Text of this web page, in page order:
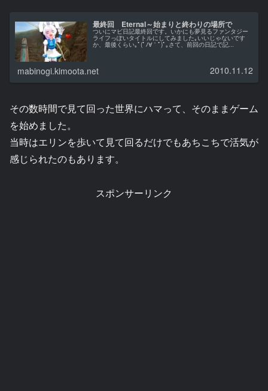
最終回 Eternal～始まりと終わりの場所で
ついにマビ日記最終回です。いかにも夢見るファンタジー
ライフっぽいタイトルにしてみました｡いいじゃないです
か、最後くらい｡ﾟ(ﾟﾉ∀｀ﾟ)ﾟ｡さて、前回の日記で記...
mabinogi.kimoota.net 2010.11.12
その数時間で見て回った世界にハマって、そのままゲーム
を始めました。
当時はエリンを歩いて見て回るだけでもあちこちで活気が
感じられたのもあります。
スポンサーリンク